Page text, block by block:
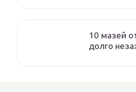
10 мазей
долго